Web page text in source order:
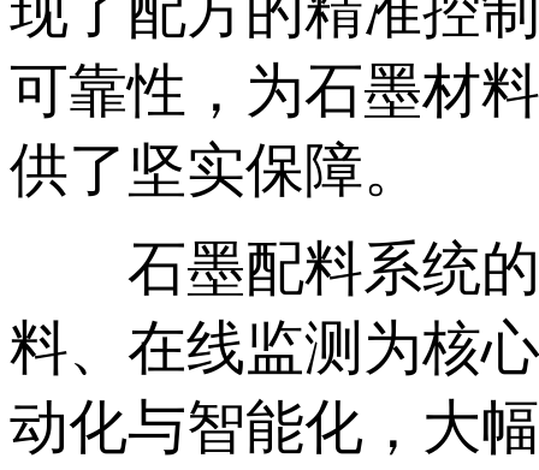
可靠性，为石墨材
供了坚实保障。
石墨配料系统的
料、在线监测为核
动化与智能化，大